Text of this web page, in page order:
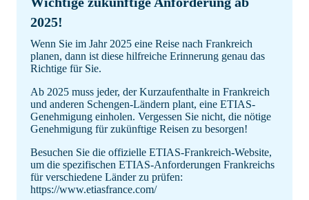
2025!
Wenn Sie im Jahr 2025 eine Reise nach Frankreich
planen, dann ist diese hilfreiche Erinnerung genau das
Richtige für Sie.
Ab 2025 muss jeder, der Kurzaufenthalte in Frankreich
und anderen Schengen-Ländern plant, eine ETIAS-
Genehmigung einholen. Vergessen Sie nicht, die nötige
Genehmigung für zukünftige Reisen zu besorgen!
Besuchen Sie die offizielle ETIAS-Frankreich-Website,
um die spezifischen ETIAS-Anforderungen Frankreichs
für verschiedene Länder zu prüfen:
https://www.etiasfrance.com/